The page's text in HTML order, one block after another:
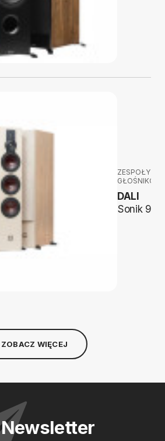
ZESPOŁY
DALI
Sonik 9
ZOBACZ WIĘCEJ
Newsletter